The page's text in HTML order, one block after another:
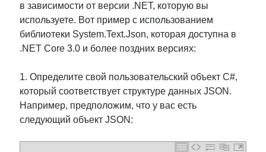
в зависимости от версии .NET, которую вы
используете. Вот пример с использованием
библиотеки System.Text.Json, которая доступна в
.NET Core 3.0 и более поздних версиях:
1. Определите свой пользовательский объект C#,
который соответствует структуре данных JSON.
Например, предположим, что у вас есть
следующий объект JSON: